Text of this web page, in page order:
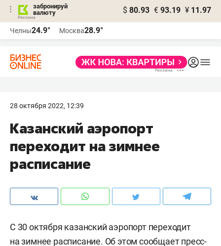
забронируй
валюту
$ 80.93 € 93.19 ¥ 11.97
Челны24.9° Москва28.9°
28 октября 2022, 12:39
Казанский аэропорт
переходит на зимнее
расписание
С 30 октября казанский аэропорт переходит
на зимнее расписание. Об этомсообщаетпресс-